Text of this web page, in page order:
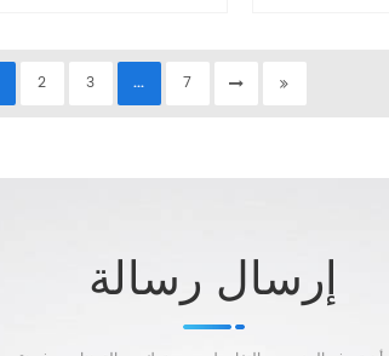
المسنين وما إلى ذلك.10
2 3 ... 7
إرسال رسالة